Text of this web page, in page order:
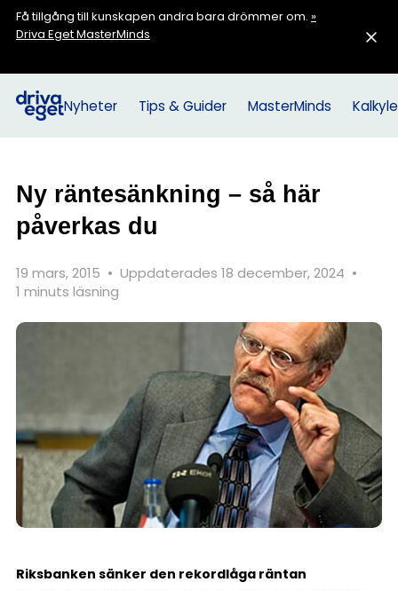
Få tillgång till kunskapen andra bara drömmer om. »
Driva Eget MasterMinds
Nyheter Tips & Guider MasterMinds
Ny räntesänkning – så här
påverkas du
19 mars, 2015 • Uppdaterades 18 december, 2024 •
1 minuts läsning
Riksbanken sänker den rekordlåga räntan